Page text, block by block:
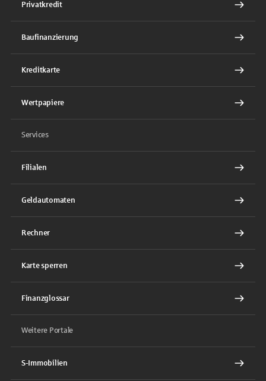
Privatkredit
Baufinanzierung
Kreditkarte
Wertpapiere
Services
Filialen
Geldautomaten
Rechner
Karte sperren
Finanzglossar
Weitere Portale
S-Immobilien